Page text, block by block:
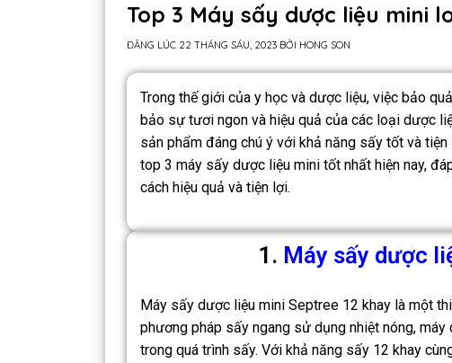
Top 3 Máy sấy dược liệu mini
ĐĂNG LÚC 22 THÁNG SÁU, 2023 BỞI HONG SON
Trong thế giới của y học và dược liệu, việc bảo
bảo sự tươi ngon và hiệu quả của các loại dược
sản phẩm đáng chú ý với khả năng sấy tốt và tiện
top 3 máy sấy dược liệu mini tốt nhất hiện nay,
cách hiệu quả và tiện lợi.
1. Máy sấy dược
Máy sấy dược liệu mini Septree 12 khay là một
phương pháp sấy ngang sử dụng nhiệt nóng,
trong quá trình sấy. Với khả năng sấy 12 khay